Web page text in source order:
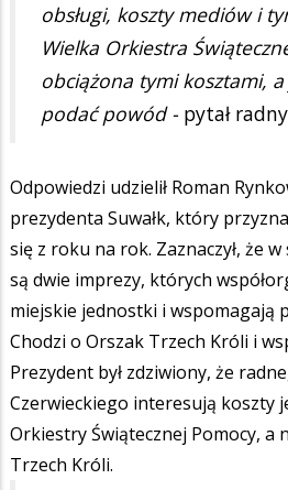
obsługi, koszty mediów i
Wielka Orkiestra
obciążona tymi kosztami,
podać powód - pytał
Odpowiedzi udzielił Roman
prezydenta Suwałk, który
się z roku na rok. Zaznaczył, że w
są dwie imprezy, których
miejskie jednostki i wspomagają
Chodzi o Orszak Trzech Króli i
Prezydent był zdziwiony, że
Czerwieckiego interesują koszty
Orkiestry Świątecznej Pomocy, a
Trzech Króli.